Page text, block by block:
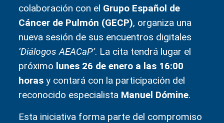
colaboración con el Grupo Español de
Cáncer de Pulmón (GECP), organiza una
nueva sesión de sus encuentros digitales
‘Diálogos AEACaP’. La cita tendrá lugar el
próximo lunes 26 de enero a las 16:00
horasy contará con la participación del
reconocido especialista Manuel Dómine.
Esta iniciativa forma parte del compromiso